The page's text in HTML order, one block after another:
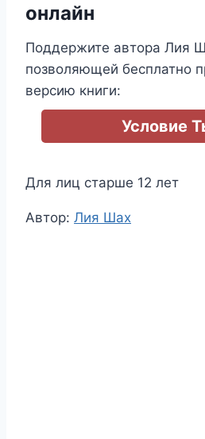
онлайн
Поддержите автора Лия
позволяющей бесплатно
версию книги:
Условие
Для лиц старше 12 лет
Метки
Автор: Лия Шах